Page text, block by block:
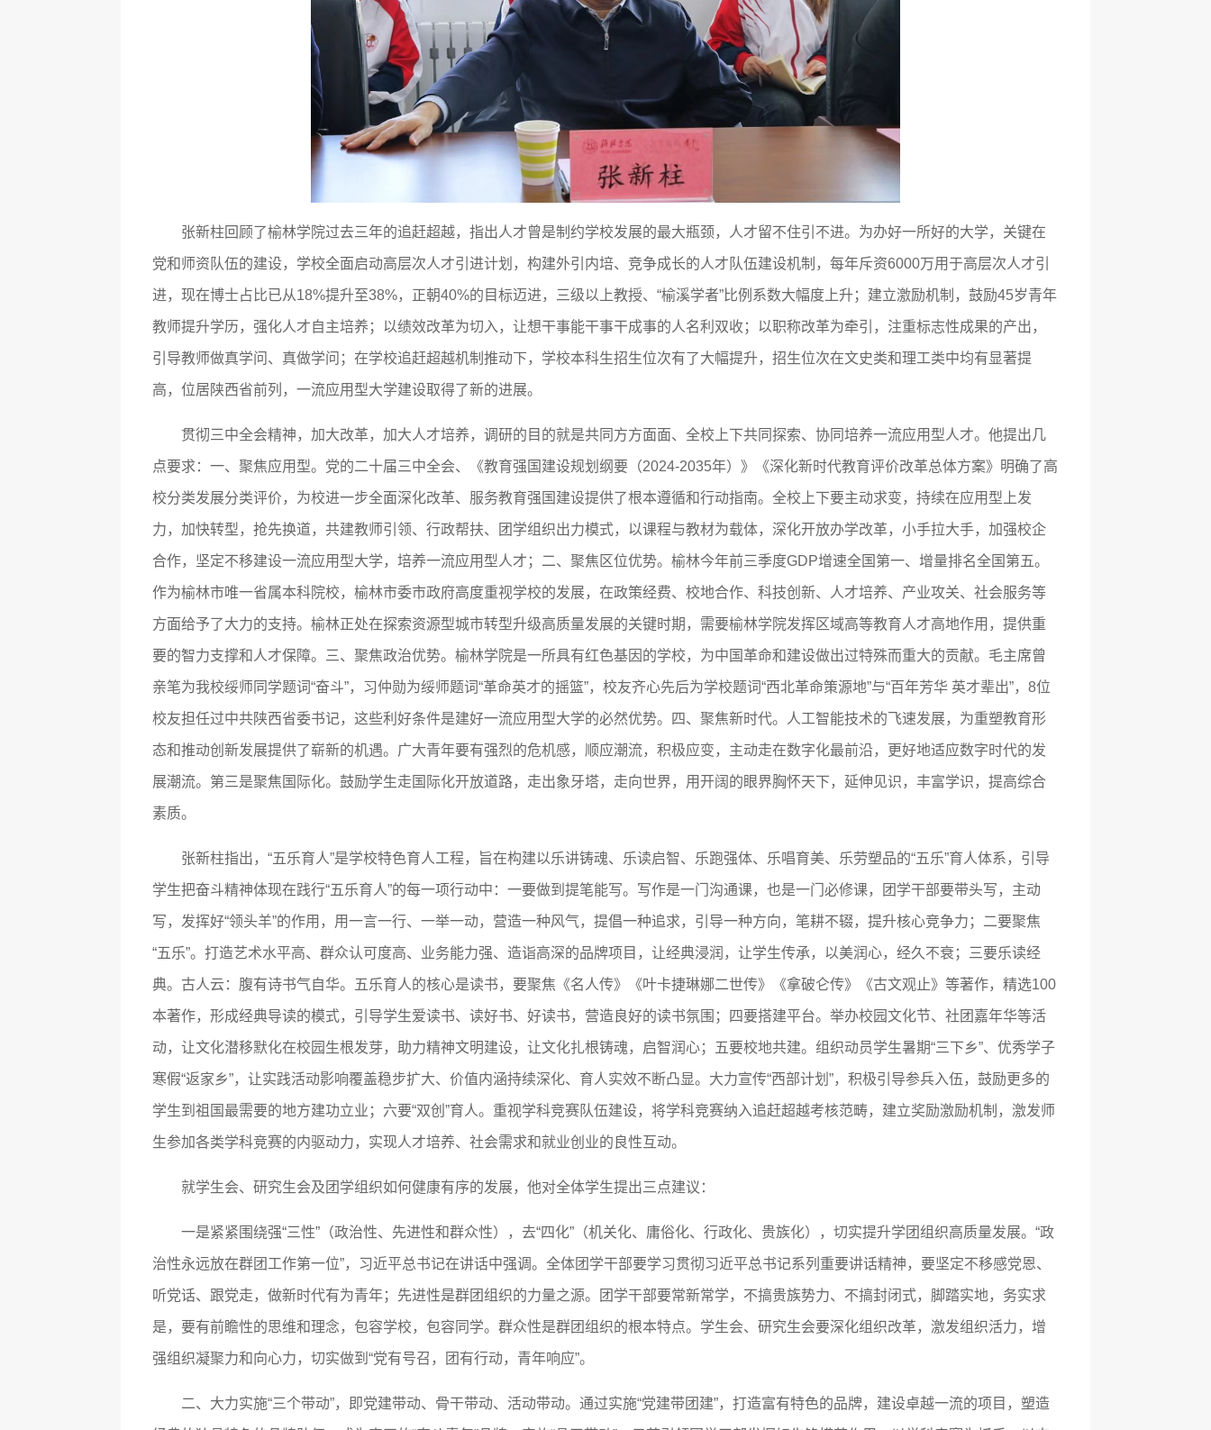
张新柱回顾了榆林学院过去三年的追赶超越，指出人才曾是制约学校发展的最大瓶颈，人才留不住引不进。为办好一所好的大学，关键在
党和师资队伍的建设，学校全面启动高层次人才引进计划，构建外引内培、竞争成长的人才队伍建设机制，每年斥资6000万用于高层次人才引
进，现在博士占比已从18%提升至38%，正朝40%的目标迈进，三级以上教授、“榆溪学者”比例系数大幅度上升；建立激励机制，鼓励45岁青年
教师提升学历，强化人才自主培养；以绩效改革为切入，让想干事能干事干成事的人名利双收；以职称改革为牵引，注重标志性成果的产出，
引导教师做真学问、真做学问；在学校追赶超越机制推动下，学校本科生招生位次有了大幅提升，招生位次在文史类和理工类中均有显著提
高，位居陕西省前列，一流应用型大学建设取得了新的进展。
贯彻三中全会精神，加大改革，加大人才培养，调研的目的就是共同方方面面、全校上下共同探索、协同培养一流应用型人才。他提出几
点要求：一、聚焦应用型。党的二十届三中全会、《教育强国建设规划纲要（2024-2035年）》《深化新时代教育评价改革总体方案》明确了高
校分类发展分类评价，为校进一步全面深化改革、服务教育强国建设提供了根本遵循和行动指南。全校上下要主动求变，持续在应用型上发
力，加快转型，抢先换道，共建教师引领、行政帮扶、团学组织出力模式，以课程与教材为载体，深化开放办学改革，小手拉大手，加强校企
合作，坚定不移建设一流应用型大学，培养一流应用型人才；二、聚焦区位优势。榆林今年前三季度GDP增速全国第一、增量排名全国第五。
作为榆林市唯一省属本科院校，榆林市委市政府高度重视学校的发展，在政策经费、校地合作、科技创新、人才培养、产业攻关、社会服务等
方面给予了大力的支持。榆林正处在探索资源型城市转型升级高质量发展的关键时期，需要榆林学院发挥区域高等教育人才高地作用，提供重
要的智力支撑和人才保障。三、聚焦政治优势。榆林学院是一所具有红色基因的学校，为中国革命和建设做出过特殊而重大的贡献。毛主席曾
亲笔为我校绥师同学题词“奋斗”，习仲勋为绥师题词“革命英才的摇篮”，校友齐心先后为学校题词“西北革命策源地”与“百年芳华 英才辈出”，8位
校友担任过中共陕西省委书记，这些利好条件是建好一流应用型大学的必然优势。四、聚焦新时代。人工智能技术的飞速发展，为重塑教育形
态和推动创新发展提供了崭新的机遇。广大青年要有强烈的危机感，顺应潮流，积极应变，主动走在数字化最前沿，更好地适应数字时代的发
展潮流。第三是聚焦国际化。鼓励学生走国际化开放道路，走出象牙塔，走向世界，用开阔的眼界胸怀天下，延伸见识，丰富学识，提高综合
素质。
张新柱指出，“五乐育人”是学校特色育人工程，旨在构建以乐讲铸魂、乐读启智、乐跑强体、乐唱育美、乐劳塑品的“五乐”育人体系，引导
学生把奋斗精神体现在践行“五乐育人”的每一项行动中：一要做到提笔能写。写作是一门沟通课，也是一门必修课，团学干部要带头写，主动
写，发挥好“领头羊”的作用，用一言一行、一举一动，营造一种风气，提倡一种追求，引导一种方向，笔耕不辍，提升核心竞争力；二要聚焦
“五乐”。打造艺术水平高、群众认可度高、业务能力强、造诣高深的品牌项目，让经典浸润，让学生传承，以美润心，经久不衰；三要乐读经
典。古人云：腹有诗书气自华。五乐育人的核心是读书，要聚焦《名人传》《叶卡捷琳娜二世传》《拿破仑传》《古文观止》等著作，精选100
本著作，形成经典导读的模式，引导学生爱读书、读好书、好读书，营造良好的读书氛围；四要搭建平台。举办校园文化节、社团嘉年华等活
动，让文化潜移默化在校园生根发芽，助力精神文明建设，让文化扎根铸魂，启智润心；五要校地共建。组织动员学生暑期“三下乡”、优秀学子
寒假“返家乡”，让实践活动影响覆盖稳步扩大、价值内涵持续深化、育人实效不断凸显。大力宣传“西部计划”，积极引导参兵入伍，鼓励更多的
学生到祖国最需要的地方建功立业；六要“双创”育人。重视学科竞赛队伍建设，将学科竞赛纳入追赶超越考核范畴，建立奖励激励机制，激发师
生参加各类学科竞赛的内驱动力，实现人才培养、社会需求和就业创业的良性互动。
就学生会、研究生会及团学组织如何健康有序的发展，他对全体学生提出三点建议：
一是紧紧围绕强“三性”（政治性、先进性和群众性），去“四化”（机关化、庸俗化、行政化、贵族化），切实提升学团组织高质量发展。“政
治性永远放在群团工作第一位”，习近平总书记在讲话中强调。全体团学干部要学习贯彻习近平总书记系列重要讲话精神，要坚定不移感党恩、
听党话、跟党走，做新时代有为青年；先进性是群团组织的力量之源。团学干部要常新常学，不搞贵族势力、不搞封闭式，脚踏实地，务实求
是，要有前瞻性的思维和理念，包容学校，包容同学。群众性是群团组织的根本特点。学生会、研究生会要深化组织改革，激发组织活力，增
强组织凝聚力和向心力，切实做到“党有号召，团有行动，青年响应”。
二、大力实施“三个带动”，即党建带动、骨干带动、活动带动。通过实施“党建带团建”，打造富有特色的品牌，建设卓越一流的项目，塑造